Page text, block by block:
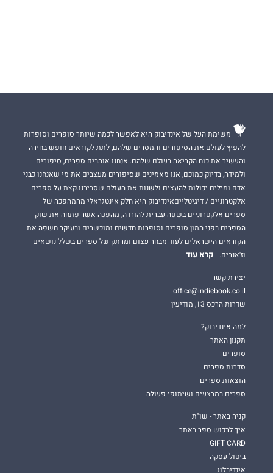
משימת העל של אינדיבוק היא לאפשר לכמה שיותר סופרים וסופרות
להפיץ לעולם את הסיפורים והמסרים שלהם, לתת לקוראים חופש בחירה
והעשיר את כוח הקריאה בעולם שלהם. אנחנו אוהבים ספרים, סיפורים
ולמידה, בדיוק כמוכם, אנו מאמינים שסיפורים מעצבים את מי שאנחנו כבני
אדם ומילים יכולות להעצים ולשנות את העולם שסביבנו.קצת על ספרים
אלקטרוניים / דיגיטלייםאינדיבוק היא חלק אינטגראלי מהמהפכה של
ספרים אלקטרוניים בשפה עברית להורדה, מהפכה אשר פתחה את שוק
הספרים בפני המון סופרים וסופרות חדשים ומוכשרים ובעיקר חשפה את
הקוראים הישראלים לעוד מבחר עצום ומרתק של ספרים בשלל נושאים
וז'אנרים.
קרא עוד
יצירת קשר
office@indiebook.co.il
שדרות הרכס 13, מודיעין
למה אינדיבוק?
תקנון האתר
סופרים
סדרות ספרים
הוצאות ספרים
ספרים במבצעים ושיתופי פעולה
קניה באתר - שו"ת
איך לרכוש ספר באתר
GIFT CARD
ביטול עסקה
אינדיבלוג